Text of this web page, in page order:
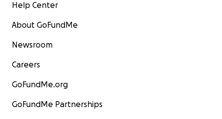
Help Center
About GoFundMe
Newsroom
Careers
GoFundMe.org
GoFundMe Partnerships